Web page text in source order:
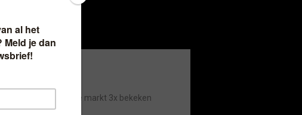
Sinds laatste markt 3x bekeken